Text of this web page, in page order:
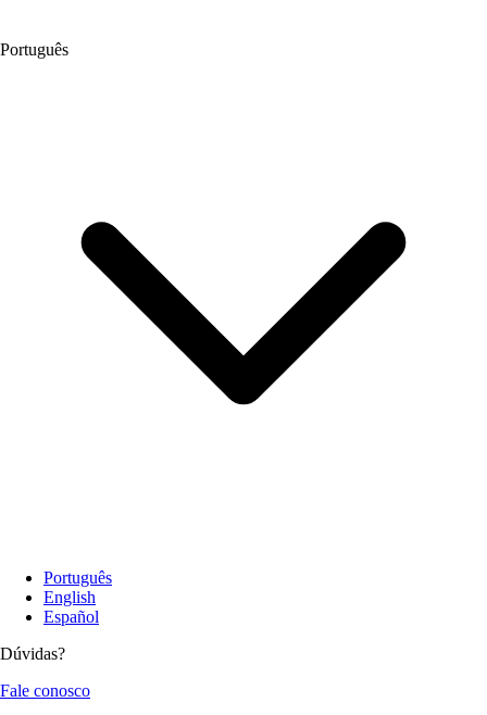
Português
Português
English
Español
Dúvidas?
Fale conosco